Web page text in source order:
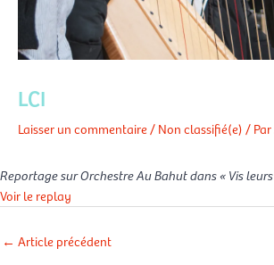
LCI
Laisser un commentaire/Non classifié(e)/ Par
Reportage sur Orchestre Au Bahut dans « Vis
Voir le replay
← Article précédent